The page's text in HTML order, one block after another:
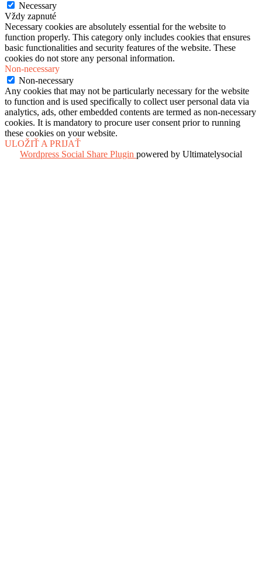
Necessary
Vždy zapnuté
Necessary cookies are absolutely essential for the website to
function properly. This category only includes cookies that ensures
basic functionalities and security features of the website. These
cookies do not store any personal information.
Non-necessary
Non-necessary
Any cookies that may not be particularly necessary for the website
to function and is used specifically to collect user personal data via
analytics, ads, other embedded contents are termed as non-necessary
cookies. It is mandatory to procure user consent prior to running
these cookies on your website.
ULOŽIŤ A PRIJAŤ
Wordpress Social Share Plugin powered by Ultimatelysocial